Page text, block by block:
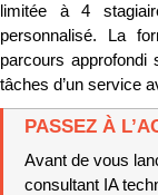
limitée à 4
personnalisé. La
parcours approfondi
tâches d’un service
PASSEZ À
Avant de vous
consultant IA